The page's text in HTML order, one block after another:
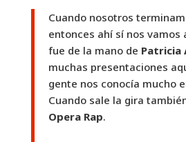
Cuando nosotros
entonces ahí sí nos vamos
fue de la mano de Patricia
muchas presentaciones
gente nos conocía mucho
Cuando sale la gira
Opera Rap.